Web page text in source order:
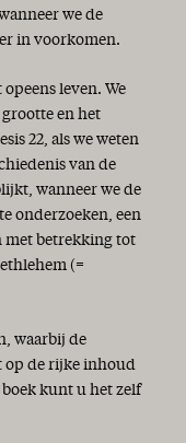
we de
in voorkomen.
opeens leven. We
en het
22, als we weten
van de
wanneer we de
onderzoeken, een
met betrekking tot
(=
waarbij de
op de rijke inhoud
kunt u het zelf